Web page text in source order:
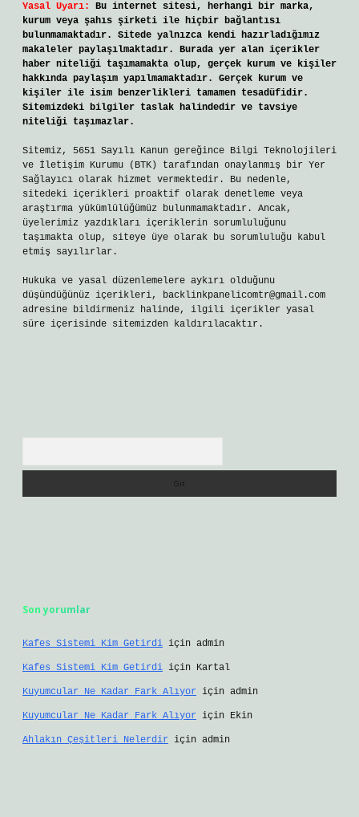
Yasal Uyarı:
Bu internet sitesi, herhangi bir marka,
kurum veya şahıs şirketi ile hiçbir bağlantısı
bulunmamaktadır. Sitede yalnızca kendi hazırladığımız
makaleler paylaşılmaktadır. Burada yer alan içerikler
haber niteliği taşımamakta olup, gerçek kurum ve kişiler
hakkında paylaşım yapılmamaktadır. Gerçek kurum ve
kişiler ile isim benzerlikleri tamamen tesadüfidir.
Sitemizdeki bilgiler taslak halindedir ve tavsiye
niteliği taşımazlar.
Sitemiz, 5651 Sayılı Kanun gereğince Bilgi Teknolojileri
ve İletişim Kurumu (BTK) tarafından onaylanmış bir Yer
Sağlayıcı olarak hizmet vermektedir. Bu nedenle,
sitedeki içerikleri proaktif olarak denetleme veya
araştırma yükümlülüğümüz bulunmamaktadır. Ancak,
üyelerimiz yazdıkları içeriklerin sorumluluğunu
taşımakta olup, siteye üye olarak bu sorumluluğu kabul
etmiş sayılırlar.
Hukuka ve yasal düzenlemelere aykırı olduğunu
düşündüğünüz içerikleri, backlinkpanelicomtr@gmail.com
adresine bildirmeniz halinde, ilgili içerikler yasal
süre içerisinde sitemizden kaldırılacaktır.
Son yorumlar
Kafes Sistemi Kim Getirdi için admin
Kafes Sistemi Kim Getirdi için Kartal
Kuyumcular Ne Kadar Fark Alıyor için admin
Kuyumcular Ne Kadar Fark Alıyor için Ekin
Ahlakın Çeşitleri Nelerdir için admin